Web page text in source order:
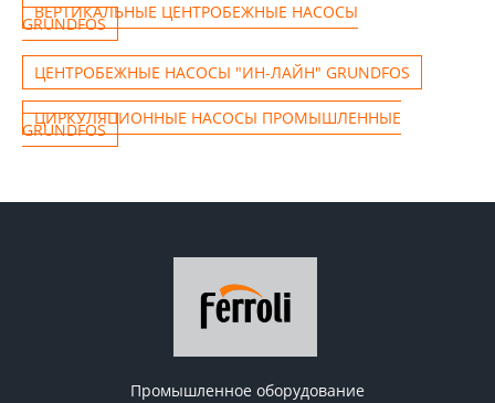
ВЕРТИКАЛЬНЫЕ ЦЕНТРОБЕЖНЫЕ НАСОСЫ
GRUNDFOS
ЦЕНТРОБЕЖНЫЕ НАСОСЫ "ИН-ЛАЙН" GRUNDFOS
ЦИРКУЛЯЦИОННЫЕ НАСОСЫ ПРОМЫШЛЕННЫЕ
GRUNDFOS
Промышленное оборудование